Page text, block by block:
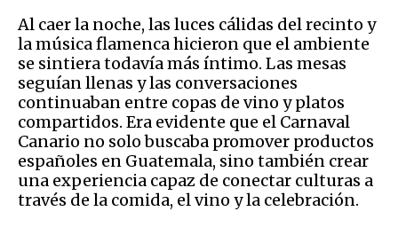
Al caer la noche, las luces cálidas del recinto y
la música flamenca hicieron que el ambiente
se sintiera todavía más íntimo. Las mesas
seguían llenas y las conversaciones
continuaban entre copas de vino y platos
compartidos. Era evidente que el Carnaval
Canario no solo buscaba promover productos
españoles en Guatemala, sino también crear
una experiencia capaz de conectar culturas a
través de la comida, el vino y la celebración.